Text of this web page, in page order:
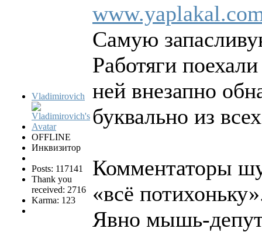
Vladimirovich
OFFLINE
Инквизитор
Posts: 117141
Thank you
received: 2716
Karma: 123
Самую
Работяги
ней внезапно
буквально из
Комментаторы
«всё
Явно мышь-